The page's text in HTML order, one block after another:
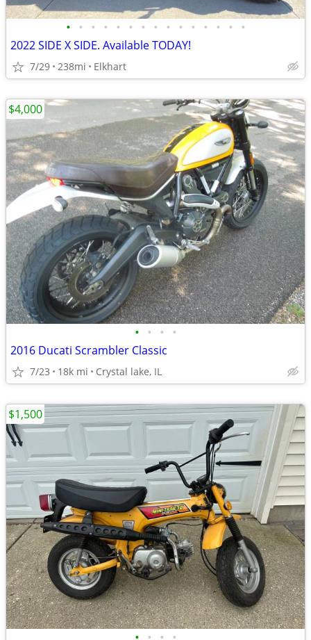
• • • • • • • • • • • • • • •
2022 SIDE X SIDE. Available TODAY!
7/29 238mi Elkhart
• • • •
2016 Ducati Scrambler Classic
7/23 18k mi Crystal lake, IL
$4,000
$1,500